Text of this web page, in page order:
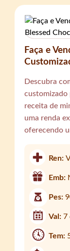
Faça e
Descubra
customizado
receita de
uma renda
oferecendo
Ren:
Emb:
Pes:
Val:7
Tem: